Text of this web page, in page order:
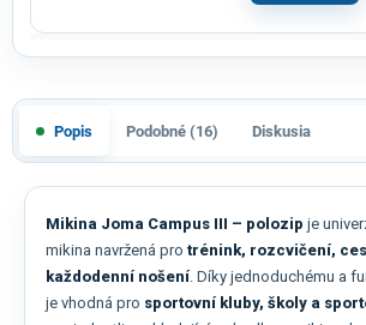
Popis Podobné (16) Diskusia
Mikina Joma Campus III – polozip je
mikina navržená pro trénink, rozcvičení,
každodenní nošení. Díky jednoduchému a
je vhodná pro sportovní kluby, školy a